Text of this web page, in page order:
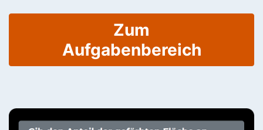
Zum
Aufgabenbereich